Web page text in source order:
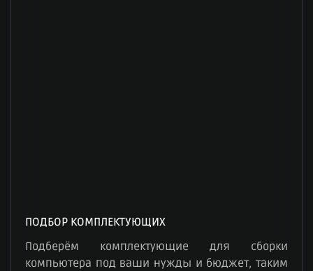
ПОДБОР КОМПЛЕКТУЮЩИХ
Подберём комплектующие для сборки
компьютера под ваши нужды и бюджет, таким